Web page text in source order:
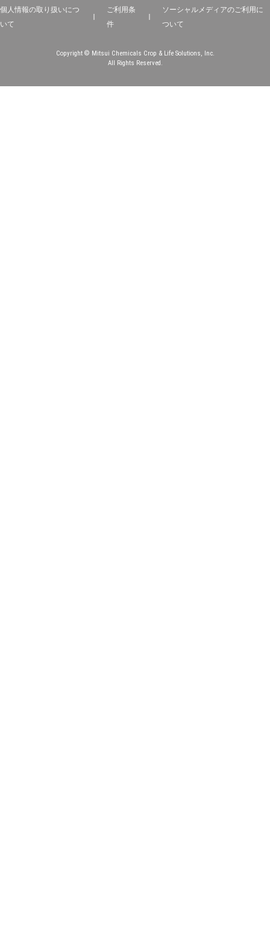
個人情報の取り扱いにつ
いて
ご利用条
件
ソーシャルメディアのご利用に
ついて
Copyright © Mitsui Chemicals Crop & Life Solutions, Inc.
All Rights Reserved.